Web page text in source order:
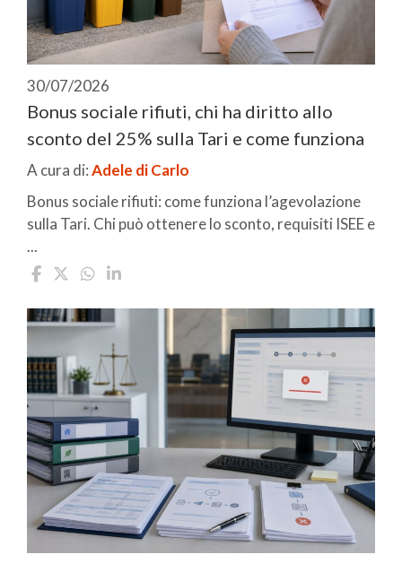
30/07/2026
Bonus sociale rifiuti, chi ha diritto allo
sconto del 25% sulla Tari e come funziona
A cura di:Adele di Carlo
Bonus sociale rifiuti: come funziona l’agevolazione
sulla Tari. Chi può ottenere lo sconto, requisiti ISEE e
...